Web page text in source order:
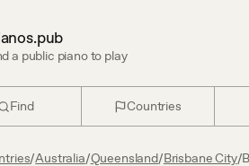
a public piano to play
Find Countries
/Australia/Queensland/Brisbane City/